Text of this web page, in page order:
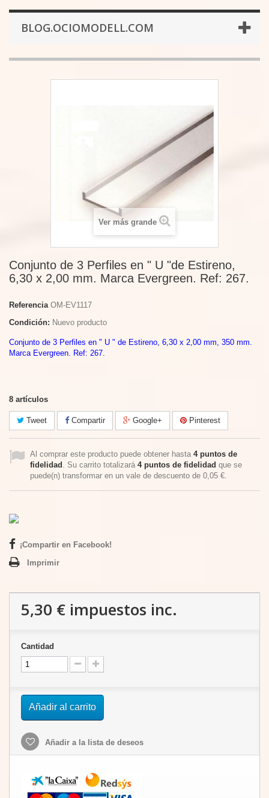
BLOG.OCIOMODELL.COM
Ver más grande
Conjunto de 3 Perfiles en " U "de Estireno,
6,30 x 2,00 mm. Marca Evergreen. Ref: 267.
Referencia OM-EV1117
Condición: Nuevo producto
Conjunto de 3 Perfiles en " U " de Estireno, 6,30 x 2,00 mm, 350 mm.
Marca Evergreen. Ref: 267.
8 artículos
Tweet Compartir Google+ Pinterest
Al comprar este producto puede obtener hasta 4puntos de
fidelidad . Su carrito totalizará 4puntos de fidelidad que se
puede(n) transformar en un vale de descuento de 0,05 €.
¡Compartir en Facebook!
Imprimir
5,30 € impuestos inc.
Cantidad
Añadir al carrito
Añadir a la lista de deseos